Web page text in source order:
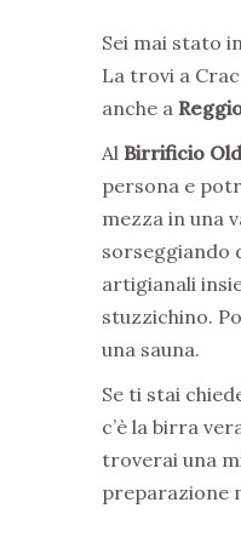
Sei mai stato
La trovi a
anche a
Al Birrificio
persona e
mezza in una
sorseggiando
artigianali
stuzzichino.
una sauna.
Se ti stai
c’è la birra
troverai una
preparazione